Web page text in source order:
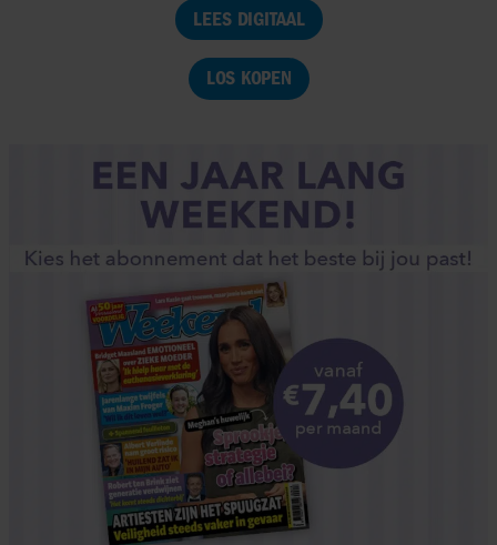
LEES DIGITAAL
LOS KOPEN